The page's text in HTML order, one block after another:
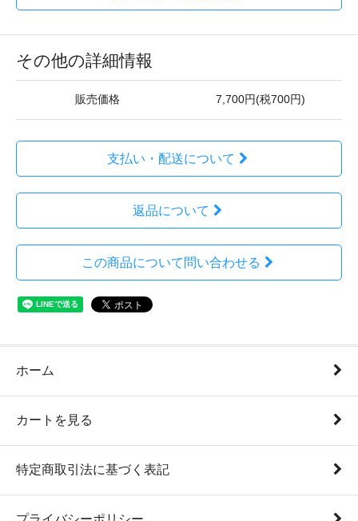
その他の詳細情報
販売価格 7,700円(税700円)
支払い・配送について
返品について
この商品について問い合わせる
ホーム
カートを見る
特定商取引法に基づく表記